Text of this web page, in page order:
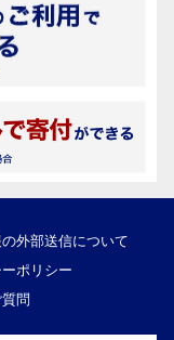
外部送信について
ポリシー
問